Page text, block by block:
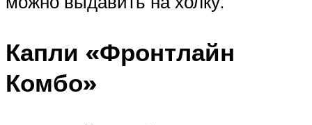
Капли «Фронтлайн
Комбо»